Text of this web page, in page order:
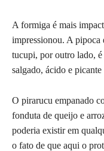
A formiga é mais
impressionou. A pipoca
tucupi, por outro lado, é
salgado, ácido e
O pirarucu empanado
fonduta de queijo e
poderia existir em
o fato de que aqui o